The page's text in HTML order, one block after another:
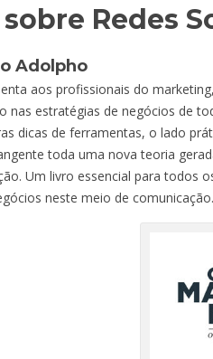
Redes
Adolpho
aos profissionais do
nas estratégias de negócios de
dicas de ferramentas, o lado
toda uma nova teoria
Um livro essencial para todos
neste meio de comunicação.